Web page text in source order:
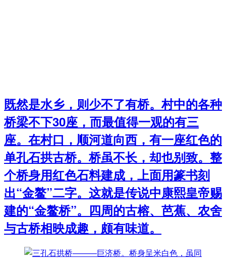
既然是水乡，则少不了有桥。村中的各种
桥梁不下30座，而最值得一观的有三
座。在村口，顺河道向西，有一座红色的
单孔石拱古桥。桥虽不长，却也别致。整
个桥身用红色石料建成，上面用篆书刻
出“金鳌”二字。这就是传说中康熙皇帝赐
建的“金鳌桥”。四周的古榕、芭蕉、农舍
与古桥相映成趣，颇有味道。